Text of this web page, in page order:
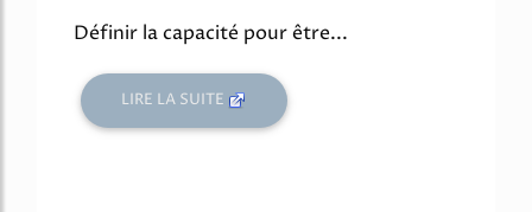
Définir la capacité pour être...
LIRE LA SUITE